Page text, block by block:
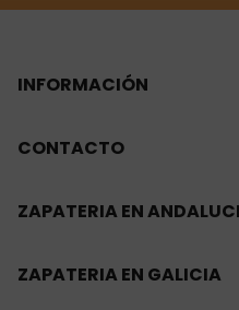
INFORMACIÓN
CONTACTO
ZAPATERIA EN
ZAPATERIA EN GALICIA